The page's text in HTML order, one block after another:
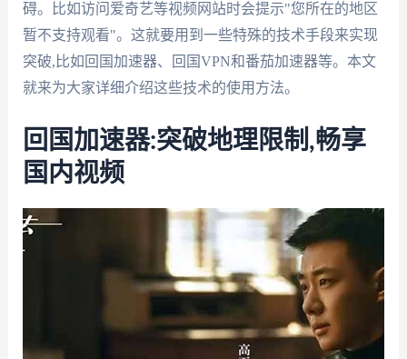
碍。比如访问爱奇艺等视频网站时会提示"您所在的地区
暂不支持观看"。这就要用到一些特殊的技术手段来实现
突破,比如回国加速器、回国VPN和番茄加速器等。本文
就来为大家详细介绍这些技术的使用方法。
回国加速器:突破地理限制,畅享
国内视频